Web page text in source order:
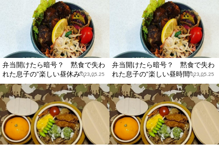
弁当開けたら暗号？ 黙食で失わ
れた息子の“楽しい昼休み”、...
2023.05.25
弁当開けたら暗号？ 黙食で失わ
れた息子の“楽しい昼時間”、...
2023.05.25